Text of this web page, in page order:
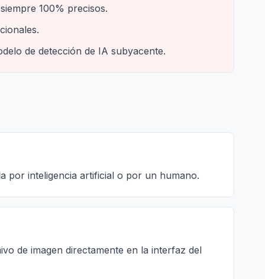
100% precisos.
de detección de IA subyacente.
por inteligencia artificial o por un humano.
de imagen directamente en la interfaz del